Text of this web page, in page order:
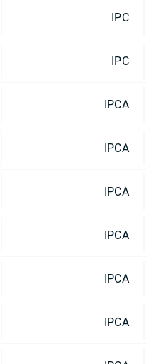
IPC
IPC
IPCA
IPCA
IPCA
IPCA
IPCA
IPCA